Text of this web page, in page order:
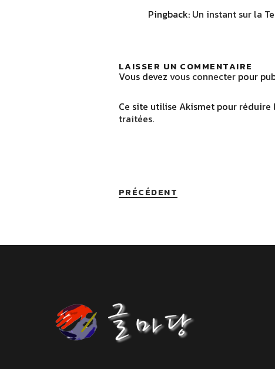
Pingback: Un instant sur la
LAISSER UN COMMENTAIRE
Vous devez vous connecterpour
Ce site utilise Akismet pour réduire
traitées.
PRÉCÉDENT